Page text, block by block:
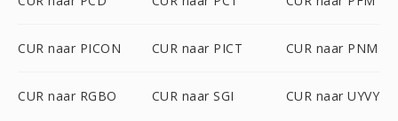
CUR naar PICON CUR naar PICT CUR naar PNM
CUR naar RGBO CUR naar SGI CUR naar UYVY